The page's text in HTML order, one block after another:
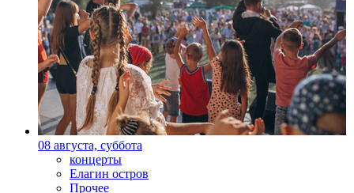
08 августа, суббота
концерты
Елагин остров
Прочее